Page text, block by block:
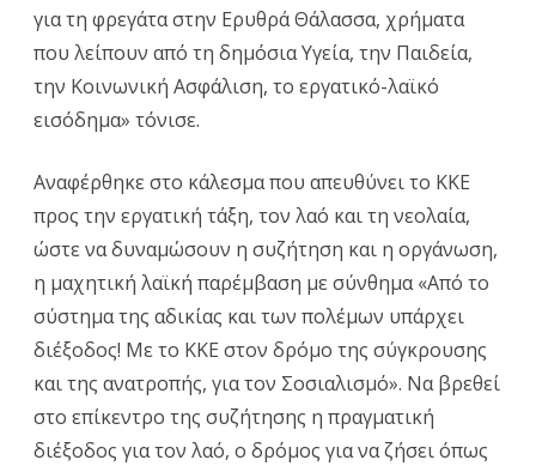
για τη φρεγάτα στην Ερυθρά Θάλασσα, χρήματα
που λείπουν από τη δημόσια Υγεία, την Παιδεία,
την Κοινωνική Ασφάλιση, το εργατικό-λαϊκό
εισόδημα» τόνισε.
Αναφέρθηκε στο κάλεσμα που απευθύνει το ΚΚΕ
προς την εργατική τάξη, τον λαό και τη νεολαία,
ώστε να δυναμώσουν η συζήτηση και η οργάνωση,
η μαχητική λαϊκή παρέμβαση με σύνθημα «Από το
σύστημα της αδικίας και των πολέμων υπάρχει
διέξοδος! Με το ΚΚΕ στον δρόμο της σύγκρουσης
και της ανατροπής, για τον Σοσιαλισμό». Να βρεθεί
στο επίκεντρο της συζήτησης η πραγματική
διέξοδος για τον λαό, ο δρόμος για να ζήσει όπως